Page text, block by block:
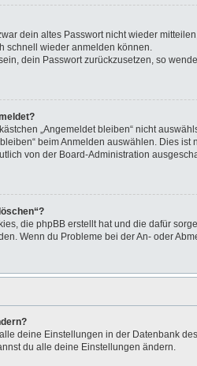
dein altes Passwort nicht wieder
schnell wieder anmelden können.
dein Passwort zurückzusetzen, so
„Angemeldet bleiben“ nicht
beim Anmelden auswählen. Dies
von der Board-Administration
die phpBB erstellt hat und die dafür
Wenn du Probleme bei der An- oder
deine Einstellungen in der Datenbank
du alle deine Einstellungen ändern.